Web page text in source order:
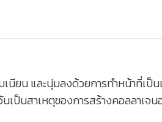
เนียน และนุ่มลงด้วยการทำหน้าที่เ
เป็นสาเหตุของการสร้างคอลลาเจน